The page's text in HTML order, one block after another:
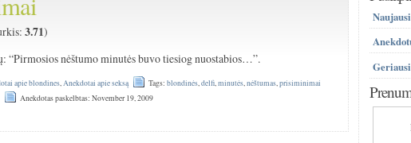
3.71)
“Pirmosios nėštumo minutės buvo tiesiog nuostabios…”.
apie blondines Anekdotai apie seksą Tags:blondinės ,delfi ,minutės ,nėštumas ,prisiminimai
Anekdotas paskelbtas: November 19, 2009